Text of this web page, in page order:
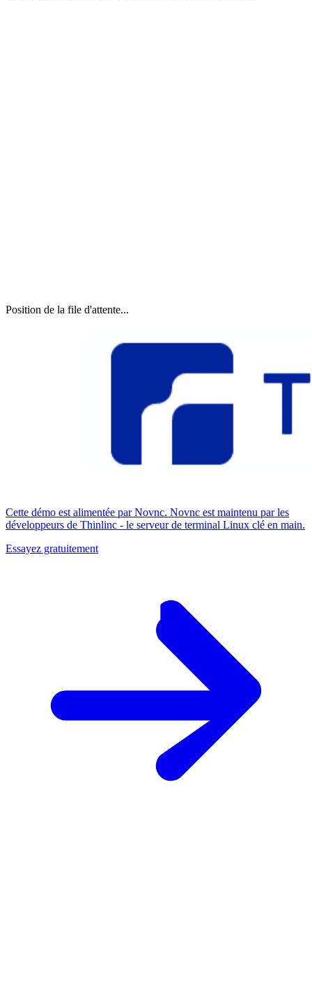
Position de la file d'attente...
Cette démo est alimentée par Novnc. Novnc est maintenu par les
développeurs de Thinlinc - le serveur de terminal Linux clé en main.
Essayez gratuitement